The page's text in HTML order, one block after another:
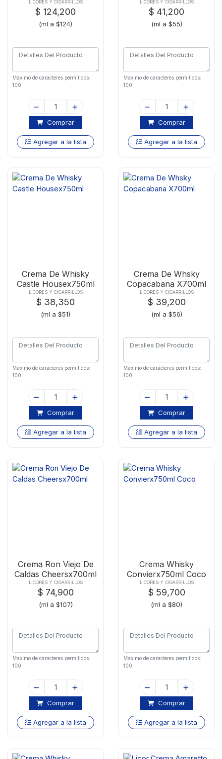
LICORES Y CIGARRILLOS
$ 124,200
(ml a $124)
Maximo de caracteres permitidos:
100
Comprar
Agregar a la lista
LICORES Y CIGARRILLOS
$ 41,200
(ml a $55)
Maximo de caracteres permitidos:
100
Comprar
Agregar a la lista
Crema De Whisky
Castle Housex750ml
LICORES Y CIGARRILLOS
$ 38,350
(ml a $51)
Maximo de caracteres permitidos:
100
Comprar
Agregar a la lista
Crema De Whsky
Copacabana X700ml
LICORES Y CIGARRILLOS
$ 39,200
(ml a $56)
Maximo de caracteres permitidos:
100
Comprar
Agregar a la lista
Crema Ron Viejo De
Caldas Cheersx700ml
LICORES Y CIGARRILLOS
$ 74,900
(ml a $107)
Maximo de caracteres permitidos:
100
Comprar
Agregar a la lista
Crema Whisky
Convierx750ml Coco
LICORES Y CIGARRILLOS
$ 59,700
(ml a $80)
Maximo de caracteres permitidos:
100
Comprar
Agregar a la lista